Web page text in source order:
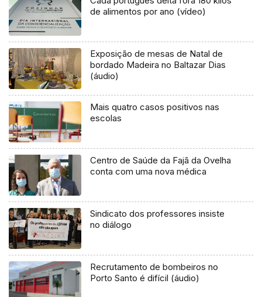
de alimentos por ano (vídeo)
Exposição de mesas de Natal de
bordado Madeira no Baltazar Dias
(áudio)
Mais quatro casos positivos nas
escolas
Centro de Saúde da Fajã da Ovelha
conta com uma nova médica
Sindicato dos professores insiste
no diálogo
Recrutamento de bombeiros no
Porto Santo é difícil (áudio)